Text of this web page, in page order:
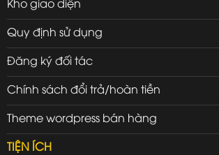
Kho giao diện
Quy định sử dụng
Đăng ký đối tác
Chính sách đổi trả/hoàn tiền
Theme wordpress bán hàng
TIỆN ÍCH